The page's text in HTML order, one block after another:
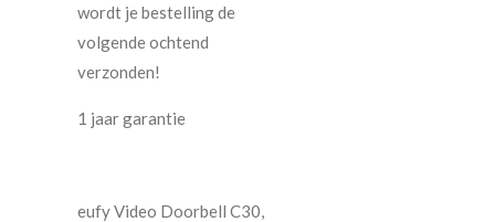
wordt je bestelling de
volgende ochtend
verzonden!
1 jaar garantie
eufy Video Doorbell C30,